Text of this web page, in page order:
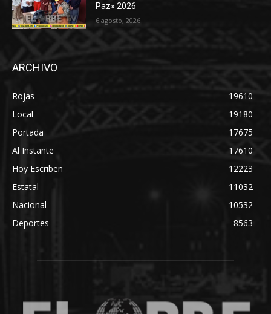
Paz» 2026
6 agosto, 2026
ARCHIVO
Rojas
19610
Local
19180
Portada
17675
Al Instante
17610
Hoy Escriben
12223
Estatal
11032
Nacional
10532
Deportes
8563